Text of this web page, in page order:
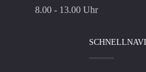
8.00 - 13.00 Uhr